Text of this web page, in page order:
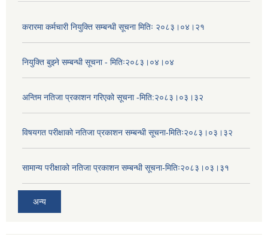
करारमा कर्मचारी नियुक्ति सम्बन्धी सूचना मितिः २०८३।०४।२१
नियुक्ति बुझ्ने सम्बन्धी सूचना - मितिः२०८३।०४।०४
अन्तिम नतिजा प्रकाशन गरिएको सूचना -मिति:२०८३।०३।३२
विषयगत परीक्षाको नतिजा प्रकाशन सम्बन्धी सूचना-मितिः२०८३।०३।३२
सामान्य परीक्षाको नतिजा प्रकाशन सम्बन्धी सूचना-मितिः२०८३।०३।३१
अन्य